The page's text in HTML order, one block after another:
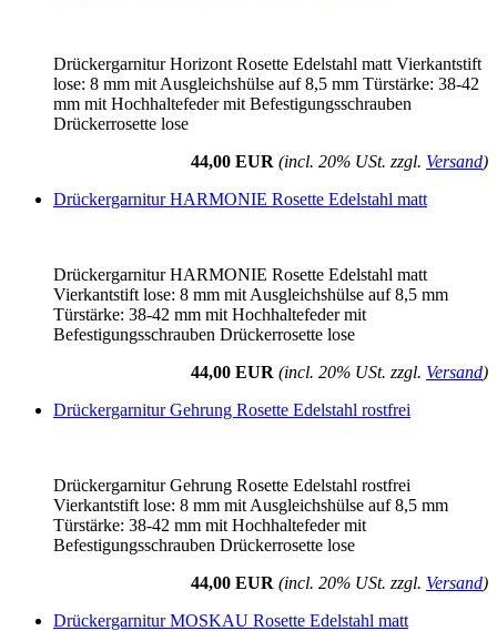
Drückergarnitur Horizont Rosette Edelstahl matt Vierkantstift
lose: 8 mm mit Ausgleichshülse auf 8,5 mm Türstärke: 38-42
mm mit Hochhaltefeder mit Befestigungsschrauben
Drückerrosette lose
44,00 EUR (incl. 20% USt. zzgl. Versand)
Drückergarnitur HARMONIE Rosette Edelstahl matt
Drückergarnitur HARMONIE Rosette Edelstahl matt
Vierkantstift lose: 8 mm mit Ausgleichshülse auf 8,5 mm
Türstärke: 38-42 mm mit Hochhaltefeder mit
Befestigungsschrauben Drückerrosette lose
44,00 EUR (incl. 20% USt. zzgl. Versand)
Drückergarnitur Gehrung Rosette Edelstahl rostfrei
Drückergarnitur Gehrung Rosette Edelstahl rostfrei
Vierkantstift lose: 8 mm mit Ausgleichshülse auf 8,5 mm
Türstärke: 38-42 mm mit Hochhaltefeder mit
Befestigungsschrauben Drückerrosette lose
44,00 EUR (incl. 20% USt. zzgl. Versand)
Drückergarnitur MOSKAU Rosette Edelstahl matt